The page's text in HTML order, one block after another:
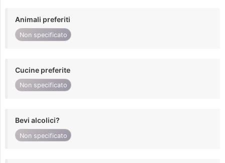
Animali preferiti
Non specificato
Cucine preferite
Non specificato
Bevi alcolici?
Non specificato